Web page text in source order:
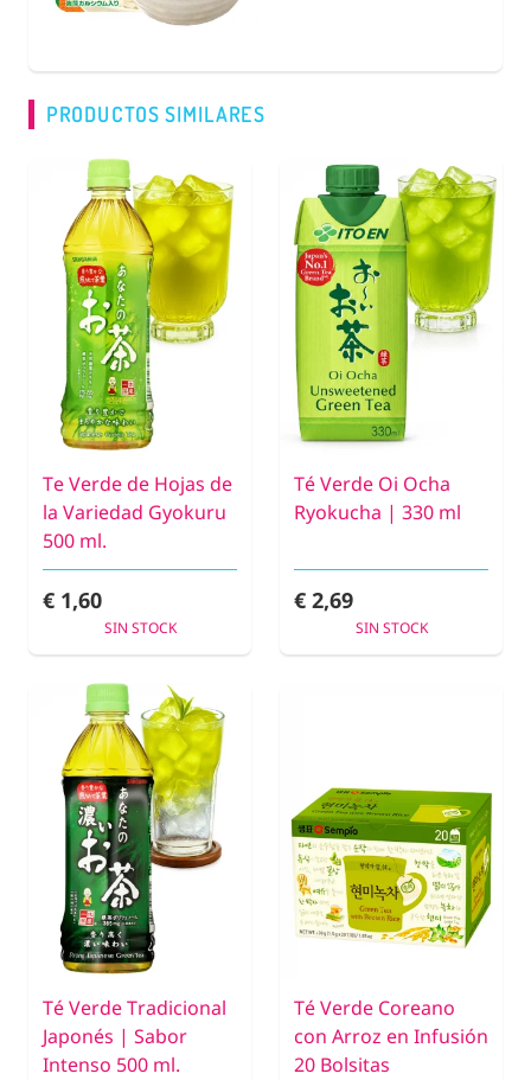
PRODUCTOS SIMILARES
Te Verde de Hojas de
la Variedad Gyokuru
500 ml.
€ 1,60
SIN STOCK
Té Verde Oi Ocha
Ryokucha | 330 ml
€ 2,69
SIN STOCK
Té Verde Tradicional
Japonés | Sabor
Intenso 500 ml.
Té Verde Coreano
con Arroz en Infusión
20 Bolsitas